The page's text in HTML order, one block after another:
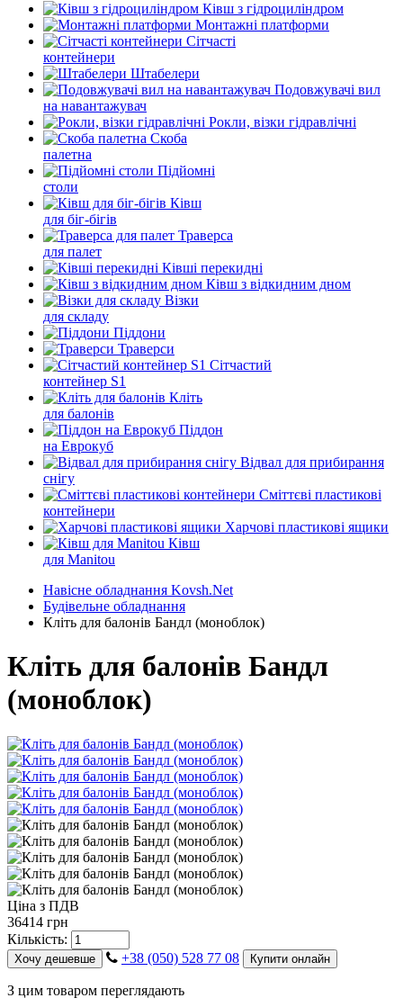
Ківш з гідроциліндром
Монтажні платформи
Сітчасті
контейнери
Штабелери
Подовжувачі вил
на навантажувач
Рокли, візки гідравлічні
Скоба
палетна
Підйомні
столи
Ківш
для біг-бігів
Траверса
для палет
Ківші перекидні
Ківш з відкидним дном
Візки
для складу
Піддони
Траверси
Сітчастий
контейнер S1
Кліть
для балонів
Піддон
на Еврокуб
Відвал для прибирання
снігу
Cміттєві пластикові
контейнери
Харчові пластикові ящики
Ківш
для Manitou
Навісне обладнання Kovsh.Net
Будівельне обладнання
Кліть для балонів Бандл (моноблок)
Кліть для балонів Бандл
(моноблок)
Ціна з ПДВ
36414 грн
Кількість:
Хочу дешевше +38 (050) 528 77 08 Купити онлайн
З цим товаром переглядають